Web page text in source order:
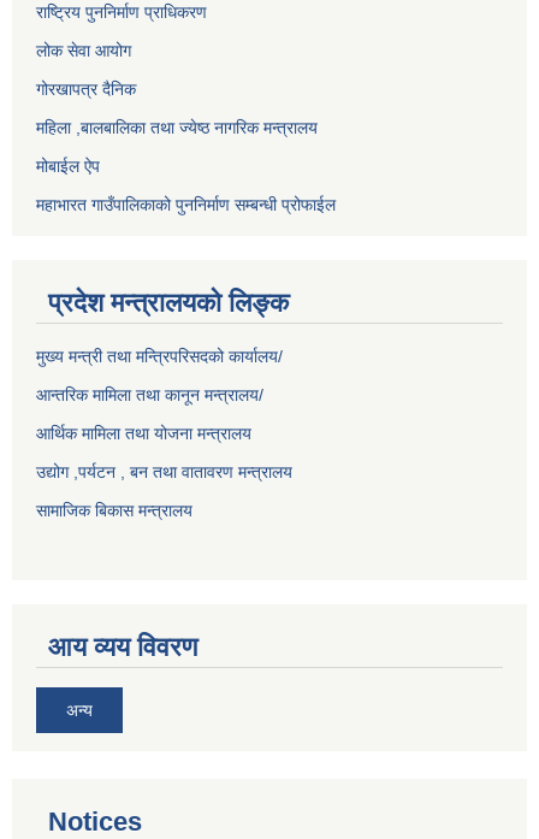
राष्ट्रिय पुननिर्माण प्राधिकरण
लोक सेवा आयोग
गोरखापत्र दैनिक
महिला ,बालबालिका तथा ज्येष्ठ नागरिक मन्त्रालय
मोबाईल ऐप
महाभारत गाउँपालिकाको पुननिर्माण सम्बन्धी प्रोफाईल
प्रदेश मन्त्रालयको लिङ्क
मुख्य मन्त्री तथा मन्त्रिपरिसदको कार्यालय/
आन्तरिक मामिला तथा कानून मन्त्रालय/
आर्थिक मामिला तथा योजना मन्त्रालय
उद्योग ,पर्यटन , बन तथा वातावरण मन्त्रालय
सामाजिक बिकास मन्त्रालय
आय व्यय विवरण
अन्य
Notices